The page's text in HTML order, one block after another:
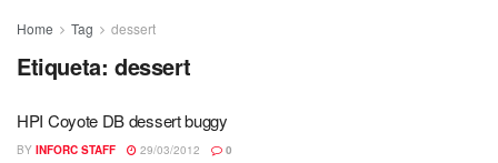
Home Tag dessert
Etiqueta: dessert
HPI Coyote DB dessert buggy
BY INFORC STAFF 29/03/2012 0